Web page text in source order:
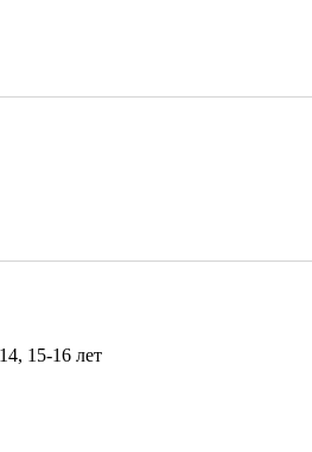
15-16 лет